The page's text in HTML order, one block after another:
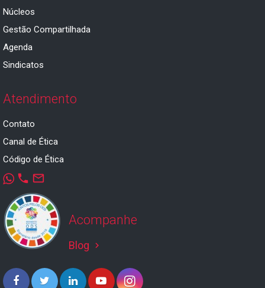
Núcleos
Gestão Compartilhada
Agenda
Sindicatos
Atendimento
Contato
Canal de Ética
Código de Ética
phone mail_outline
Acompanhe
Blog keyboard_arrow_right